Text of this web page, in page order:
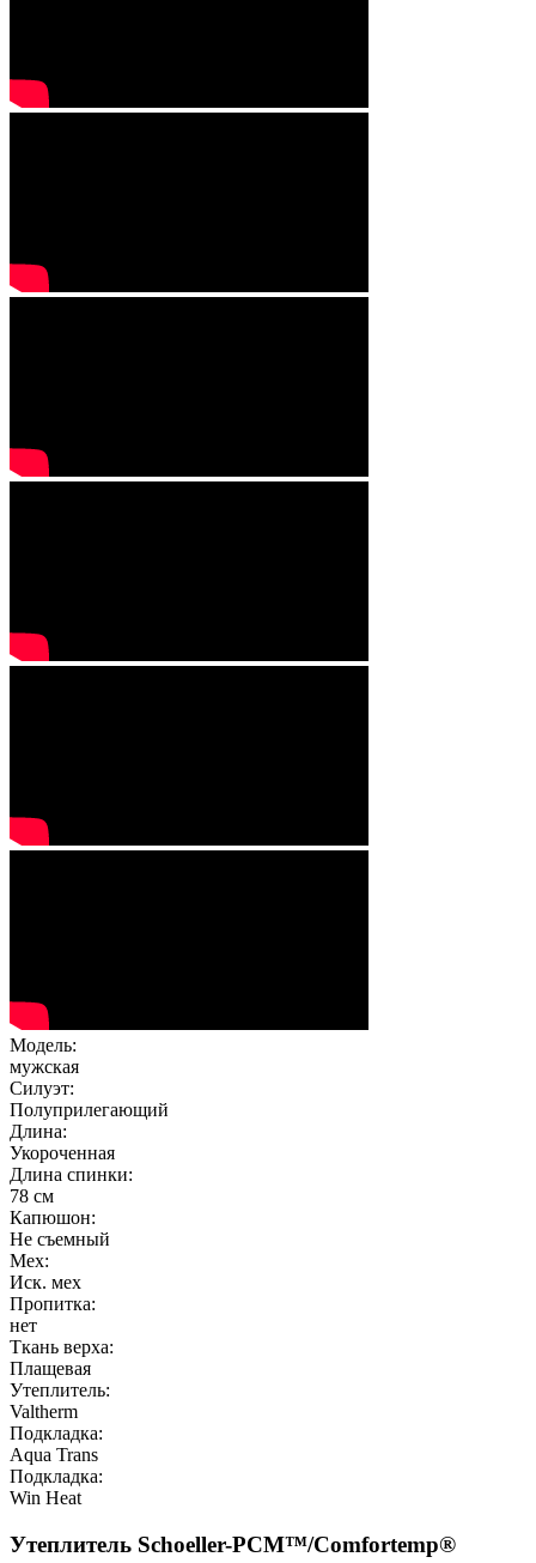
Модель:
мужская
Силуэт:
Полуприлегающий
Длина:
Укороченная
Длина спинки:
78 см
Капюшон:
Не съемный
Мех:
Иск. мех
Пропитка:
нет
Ткань верха:
Плащевая
Утеплитель:
Valtherm
Подкладка:
Aqua Trans
Подкладка:
Win Heat
Утеплитель Schoeller-PCM™/Comfortemp®